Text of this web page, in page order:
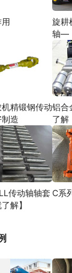
旋耕
轴—
久】
精锻钢传动
造
铝合
了解
传动轴轴套
解】
C系